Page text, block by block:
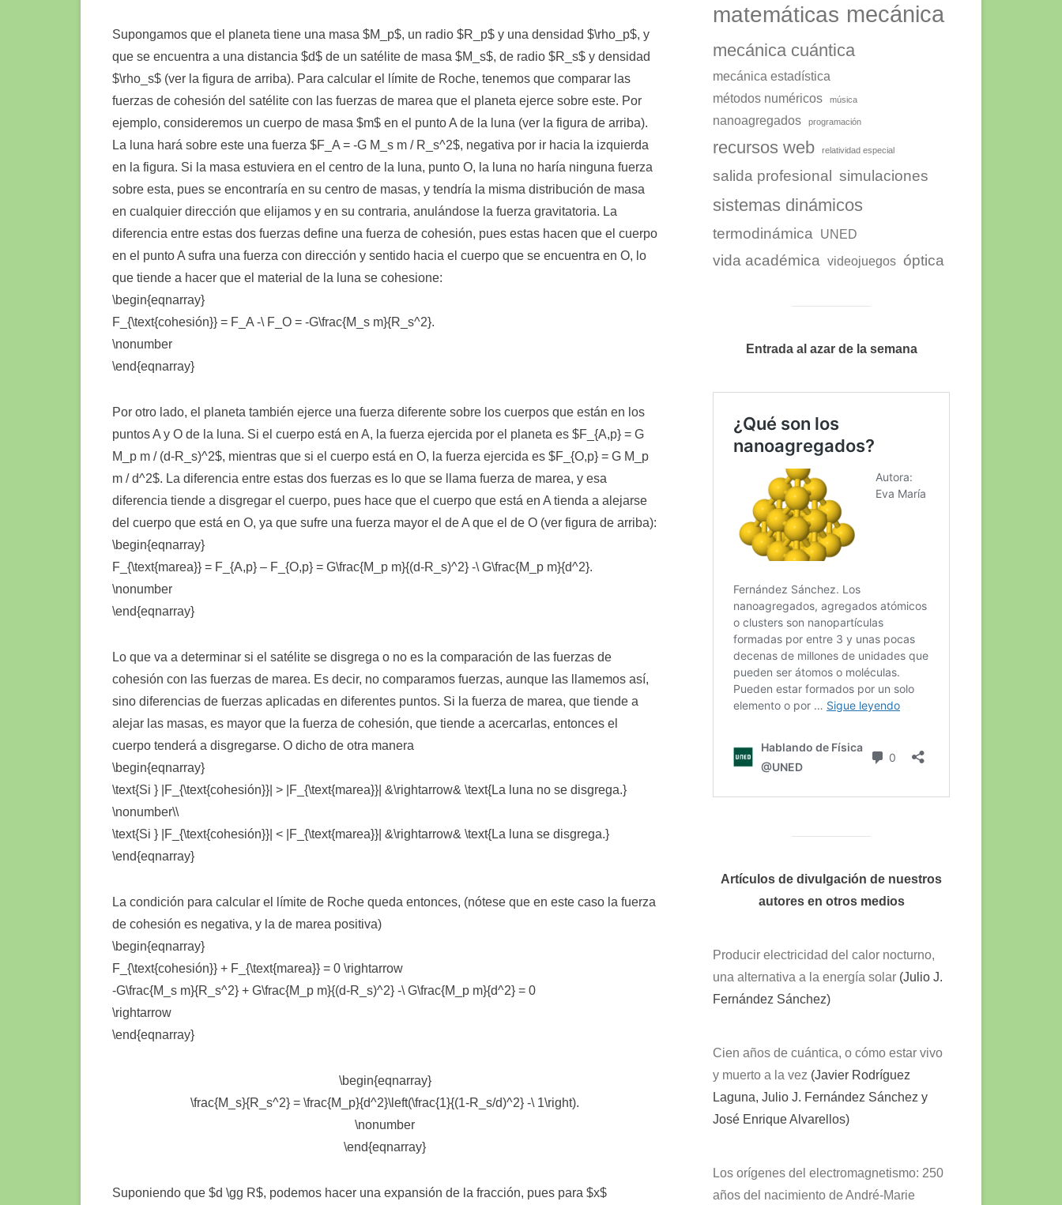
Supongamos que el planeta tiene una masa $M_p$, un radio $R_p$ y una densidad $\rho_p$, y
que se encuentra a una distancia $d$ de un satélite de masa $M_s$, de radio $R_s$ y densidad
$\rho_s$ (ver la figura de arriba). Para calcular el límite de Roche, tenemos que comparar las
fuerzas de cohesión del satélite con las fuerzas de marea que el planeta ejerce sobre este. Por
ejemplo, consideremos un cuerpo de masa $m$ en el punto A de la luna (ver la figura de arriba).
La luna hará sobre este una fuerza $F_A = -G M_s m / R_s^2$, negativa por ir hacia la izquierda
en la figura. Si la masa estuviera en el centro de la luna, punto O, la luna no haría ninguna fuerza
sobre esta, pues se encontraría en su centro de masas, y tendría la misma distribución de masa
en cualquier dirección que elijamos y en su contraria, anulándose la fuerza gravitatoria. La
diferencia entre estas dos fuerzas define una fuerza de cohesión, pues estas hacen que el cuerpo
en el punto A sufra una fuerza con dirección y sentido hacia el cuerpo que se encuentra en O, lo
que tiende a hacer que el material de la luna se cohesione:
\begin{eqnarray}
F_{\text{cohesión}} = F_A -\ F_O = -G\frac{M_s m}{R_s^2}.
\nonumber
\end{eqnarray}
Por otro lado, el planeta también ejerce una fuerza diferente sobre los cuerpos que están en los
puntos A y O de la luna. Si el cuerpo está en A, la fuerza ejercida por el planeta es $F_{A,p} = G
M_p m / (d-R_s)^2$, mientras que si el cuerpo está en O, la fuerza ejercida es $F_{O,p} = G M_p
m / d^2$. La diferencia entre estas dos fuerzas es lo que se llama fuerza de marea, y esa
diferencia tiende a disgregar el cuerpo, pues hace que el cuerpo que está en A tienda a alejarse
del cuerpo que está en O, ya que sufre una fuerza mayor el de A que el de O (ver figura de arriba):
\begin{eqnarray}
F_{\text{marea}} = F_{A,p} – F_{O,p} = G\frac{M_p m}{(d-R_s)^2} -\ G\frac{M_p m}{d^2}.
\nonumber
\end{eqnarray}
Lo que va a determinar si el satélite se disgrega o no es la comparación de las fuerzas de
cohesión con las fuerzas de marea. Es decir, no comparamos fuerzas, aunque las llamemos así,
sino diferencias de fuerzas aplicadas en diferentes puntos. Si la fuerza de marea, que tiende a
alejar las masas, es mayor que la fuerza de cohesión, que tiende a acercarlas, entonces el
cuerpo tenderá a disgregarse. O dicho de otra manera
\begin{eqnarray}
\text{Si } |F_{\text{cohesión}}| > |F_{\text{marea}}| &\rightarrow& \text{La luna no se disgrega.}
\nonumber\\
\text{Si } |F_{\text{cohesión}}| < |F_{\text{marea}}| &\rightarrow& \text{La luna se disgrega.}
\end{eqnarray}
La condición para calcular el límite de Roche queda entonces, (nótese que en este caso la fuerza
de cohesión es negativa, y la de marea positiva)
\begin{eqnarray}
F_{\text{cohesión}} + F_{\text{marea}} = 0 \rightarrow
-G\frac{M_s m}{R_s^2} + G\frac{M_p m}{(d-R_s)^2} -\ G\frac{M_p m}{d^2} = 0
\rightarrow
\end{eqnarray}
\begin{eqnarray}
\frac{M_s}{R_s^2} = \frac{M_p}{d^2}\left(\frac{1}{(1-R_s/d)^2} -\ 1\right).
\nonumber
\end{eqnarray}
Suponiendo que $d \gg R$, podemos hacer una expansión de la fracción, pues para $x$
matemáticas mecánica
mecánica cuántica
mecánica estadística
métodos numéricos
música
nanoagregados programación
recursos web relatividad especial
salida profesional simulaciones
sistemas dinámicos
termodinámica UNED
vida académica videojuegos óptica
Entrada al azar de la semana
Artículos de divulgación de nuestros
autores en otros medios
Producir electricidad del calor nocturno,
una alternativa a la energía solar (Julio J.
Fernández Sánchez)
Cien años de cuántica, o cómo estar vivo
y muerto a la vez (Javier Rodríguez
Laguna, Julio J. Fernández Sánchez y
José Enrique Alvarellos)
Los orígenes del electromagnetismo: 250
años del nacimiento de André-Marie